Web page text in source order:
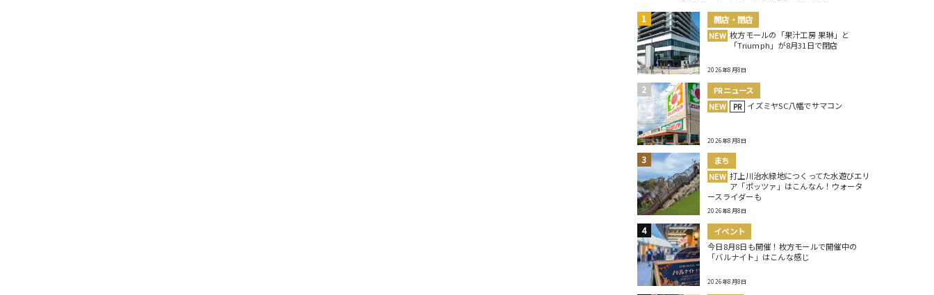
開店・閉店
NEW 枚方モールの「果汁工房 果琳」と
「Triumph」が8月31日で閉店
2026年8月8日
PRニュース
NEW
PR イズミヤSC八幡でサマコン
2026年8月8日
まち
NEW 打上川治水緑地につくってた水遊びエリ
ア「ポッツァ」はこんなん！ウォータ
ースライダーも
2026年8月8日
イベント
今日8月8日も開催！枚方モールで開催中の
「バルナイト」はこんな感じ
2026年8月8日